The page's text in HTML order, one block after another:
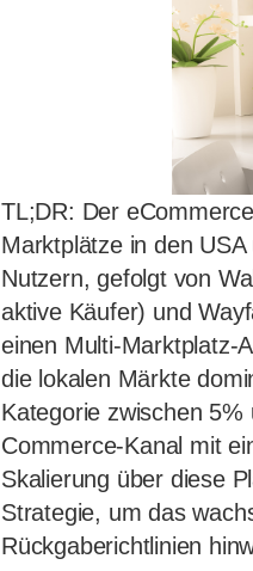
TL;DR: Der
Marktplätze in den
Nutzern, gefolgt von
aktive Käufer) und
einen Multi-Marktplatz-
die lokalen Märkte
Kategorie zwischen
Commerce-Kanal mit
Skalierung über diese
Strategie, um das
Rückgaberichtlinien